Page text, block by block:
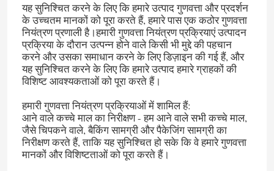
यह सुनिश्चित करने के लिए कि हमारे उत्पाद गुणवत्ता और प्रदर्शन
के उच्चतम मानकों को पूरा करते हैं, हमारे पास एक कठोर गुणवत्ता
नियंत्रण प्रणाली है।हमारी गुणवत्ता नियंत्रण प्रक्रियाएं उत्पादन
प्रक्रिया के दौरान उत्पन्न होने वाले किसी भी मुद्दे की पहचान
करने और उसका समाधान करने के लिए डिज़ाइन की गई हैं, और
यह सुनिश्चित करने के लिए कि हमारे उत्पाद हमारे ग्राहकों की
विशिष्ट आवश्यकताओं को पूरा करते हैं।
हमारी गुणवत्ता नियंत्रण प्रक्रियाओं में शामिल हैं:
आने वाले कच्चे माल का निरीक्षण - हम आने वाले सभी कच्चे माल,
जैसे चिपकने वाले, बैकिंग सामग्री और पैकेजिंग सामग्री का
निरीक्षण करते हैं, ताकि यह सुनिश्चित हो सके कि वे हमारे गुणवत्ता
मानकों और विशिष्टताओं को पूरा करते हैं।